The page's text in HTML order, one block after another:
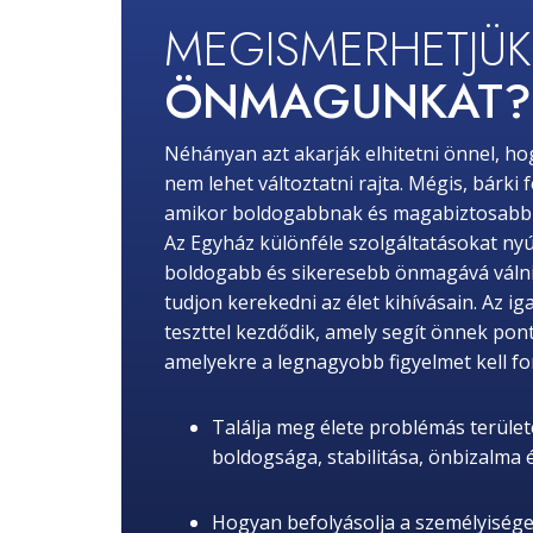
ÖNMAGUNKAT?
Néhányan azt akarják elhitetni önnel,
nem lehet változtatni rajta. Mégis, bárki
amikor boldogabbnak és
Az Egyház különféle szolgáltatásokat
boldogabb és sikeresebb önmagává
tudjon kerekedni az élet kihívásain. Az
teszttel kezdődik, amely segít önnek
amelyekre a legnagyobb figyelmet kell
Találja meg élete problémás
boldogsága, stabilitása, önbizalma
Hogyan befolyásolja a